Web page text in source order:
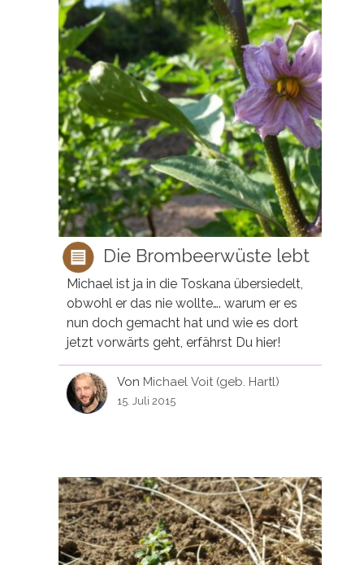
Die Brombeerwüste lebt
Michael ist ja in die Toskana übersiedelt,
obwohl er das nie wollte…. warum er es
nun doch gemacht hat und wie es dort
jetzt vorwärts geht, erfährst Du hier!
Von Michael Voit (geb. Hartl)
15. Juli 2015